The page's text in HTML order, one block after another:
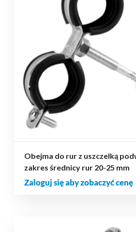
Obejma do rur z uszczelką
zakres średnicy rur 20-25 mm
Zaloguj się aby zobaczyć cenę